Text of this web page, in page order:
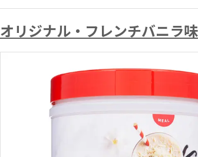
オリジナル・フレンチバニラ